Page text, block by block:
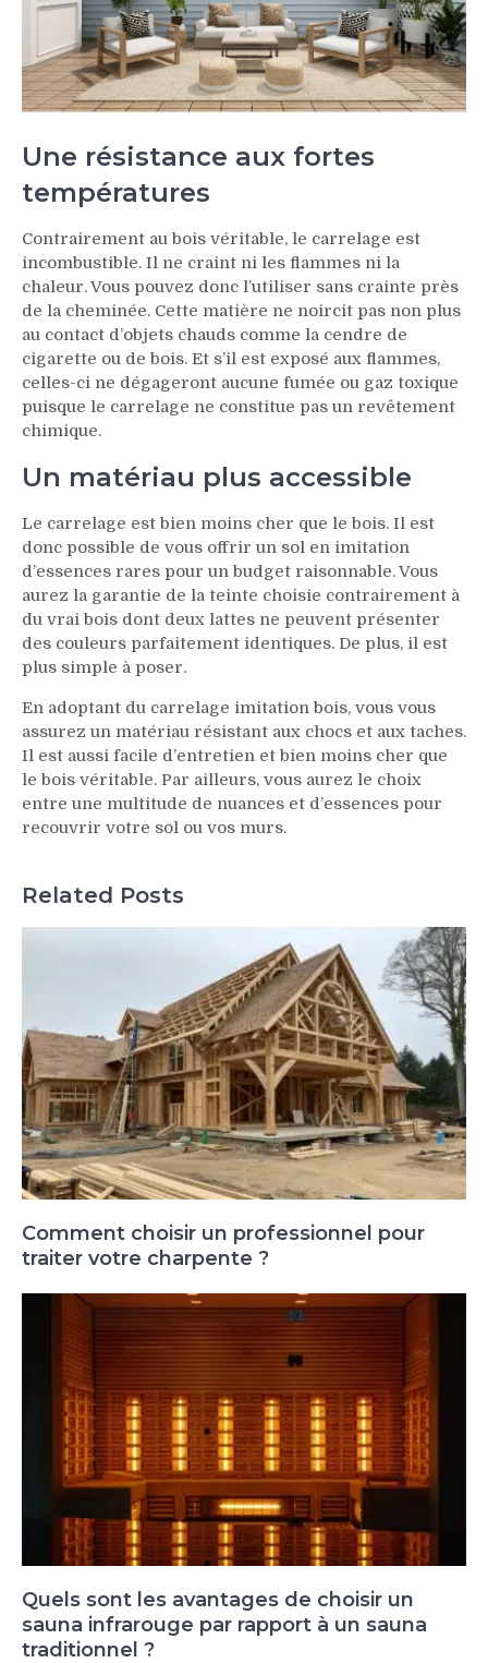
Une résistance aux fortes
températures
Contrairement au bois véritable, le carrelage est
incombustible. Il ne craint ni les flammes ni la
chaleur. Vous pouvez donc l’utiliser sans crainte près
de la cheminée. Cette matière ne noircit pas non plus
au contact d’objets chauds comme la cendre de
cigarette ou de bois. Et s’il est exposé aux flammes,
celles-ci ne dégageront aucune fumée ou gaz toxique
puisque le carrelage ne constitue pas un revêtement
chimique.
Un matériau plus accessible
Le carrelage est bien moins cher que le bois. Il est
donc possible de vous offrir un sol en imitation
d’essences rares pour un budget raisonnable. Vous
aurez la garantie de la teinte choisie contrairement à
du vrai bois dont deux lattes ne peuvent présenter
des couleurs parfaitement identiques. De plus, il est
plus simple à poser.
En adoptant du carrelage imitation bois, vous vous
assurez un matériau résistant aux chocs et aux taches.
Il est aussi facile d’entretien et bien moins cher que
le bois véritable. Par ailleurs, vous aurez le choix
entre une multitude de nuances et d’essences pour
recouvrir votre sol ou vos murs.
Related Posts
Comment choisir un professionnel pour
traiter votre charpente ?
Quels sont les avantages de choisir un
sauna infrarouge par rapport à un sauna
traditionnel ?